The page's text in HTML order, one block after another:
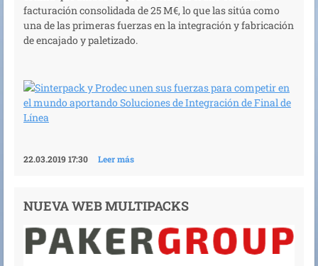
facturación consolidada de 25 M€, lo que las sitúa como
una de las primeras fuerzas en la integración y fabricación
de encajado y paletizado.
22.03.2019 17:30 Leer más
NUEVA WEB MULTIPACKS